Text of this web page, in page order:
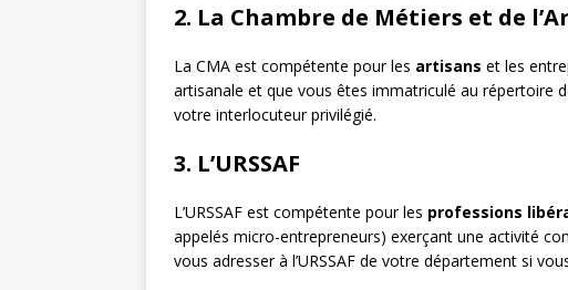
2. La Chambre de Métiers et de
La CMA est compétente pour les artisans et les
artisanale et que vous êtes immatriculé au répertoire
votre interlocuteur privilégié.
3. L’URSSAF
L’URSSAF est compétente pour les professions
appelés micro-entrepreneurs) exerçant une activité
vous adresser à l’URSSAF de votre département si